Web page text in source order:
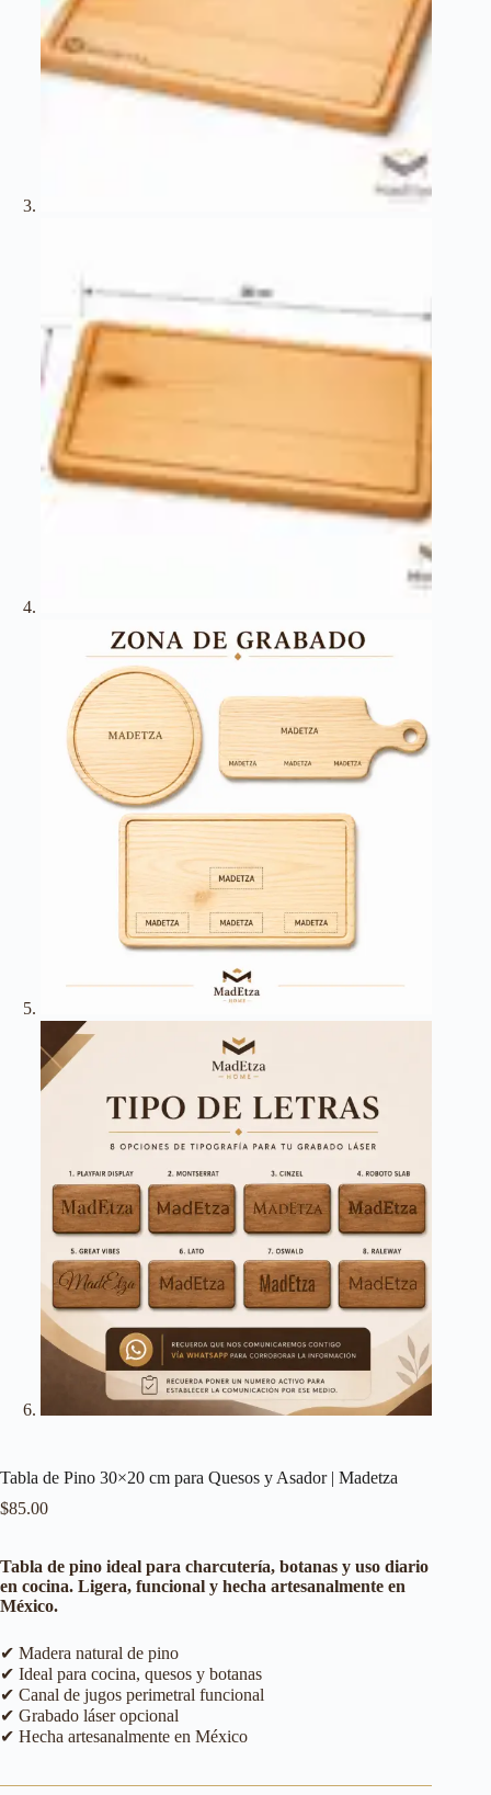
Tabla de Pino 30×20 cm para Quesos y Asador | Madetza
$85.00
Tabla de pino ideal para charcutería, botanas y uso diario
en cocina. Ligera, funcional y hecha artesanalmente en
México.
✔ Madera natural de pino
✔ Ideal para cocina, quesos y botanas
✔ Canal de jugos perimetral funcional
✔ Grabado láser opcional
✔ Hecha artesanalmente en México